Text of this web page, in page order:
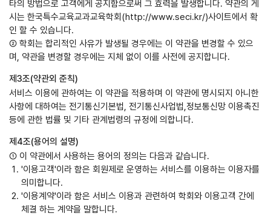
타의 방법으로 고객에게 공지함으로써 그 효력을 발생합니다. 약관의 게
시는 한국특수교육교과교육학회(http://www.seci.kr/)사이트에서 확
인 할 수 있습니다.
② 학회는 합리적인 사유가 발생될 경우에는 이 약관을 변경할 수 있으
며, 약관을 변경할 경우에는 지체 없이 이를 사전에 공지합니다.
제3조(약관외 준칙)
서비스 이용에 관하여는 이 약관을 적용하며 이 약관에 명시되지 아니한
사항에 대하여는 전기통신기본법, 전기통신사업법,정보통신망 이용촉진
등에 관한 법률 및 기타 관계법령의 규정에 의합니다.
제4조(용어의 설명)
① 이 약관에서 사용하는 용어의 정의는 다음과 같습니다.
'이용고객'이라 함은 회원제로 운영하는 서비스를 이용하는 이용자를
의미합니다.
'이용계약'이라 함은 서비스 이용과 관련하여 학회와 이용고객 간에
체결 하는 계약을 말합니다.